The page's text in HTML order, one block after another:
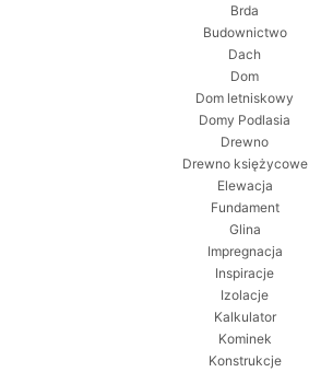
Brda
Budownictwo
Dach
Dom
Dom letniskowy
Domy Podlasia
Drewno
Drewno księżycowe
Elewacja
Fundament
Glina
Impregnacja
Inspiracje
Izolacje
Kalkulator
Kominek
Konstrukcje